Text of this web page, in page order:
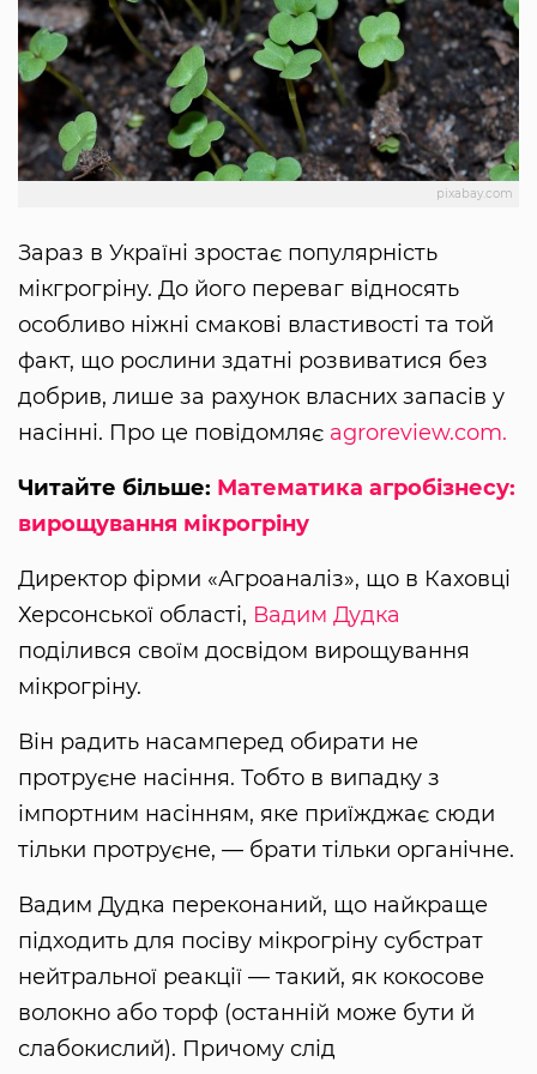
pixabay.com
Зараз в Україні зростає популярність
мікгрогріну. До його переваг відносять
особливо ніжні смакові властивості та той
факт, що рослини здатні розвиватися без
добрив, лише за рахунок власних запасів у
насінні. Про це повідомляє agroreview.com.
Читайте більше: Математика агробізнесу:
вирощування мікрогріну
Директор фірми «Агроаналіз», що в Каховці
Херсонської області, Вадим Дудка
поділився своїм досвідом вирощування
мікрогріну.
Він радить насамперед обирати не
протруєне насіння. Тобто в випадку з
імпортним насінням, яке приїжджає сюди
тільки протруєне, — брати тільки органічне.
Вадим Дудка переконаний, що найкраще
підходить для посіву мікрогріну субстрат
нейтральної реакції — такий, як кокосове
волокно або торф (останній може бути й
слабокислий). Причому слід